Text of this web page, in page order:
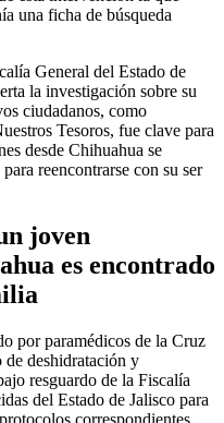
una ficha de búsqueda
General del Estado de
la investigación sobre su
ciudadanos, como
Tesoros, fue clave para
desde Chihuahua se
reencontrarse con su ser
joven
es encontrado
por paramédicos de la Cruz
de deshidratación y
resguardo de la Fiscalía
del Estado de Jalisco para
correspondientes.